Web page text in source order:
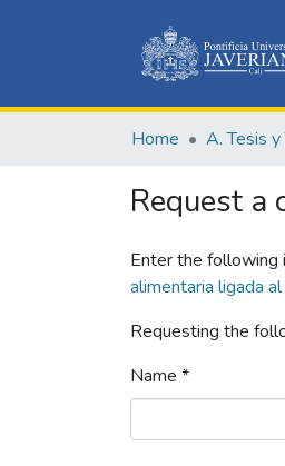
Home A. Tesis
Request a
Enter the following
alimentaria ligada
Requesting the
Name *